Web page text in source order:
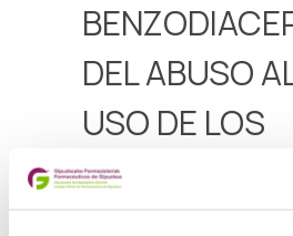
DEL ABUSO
USO DE LOS